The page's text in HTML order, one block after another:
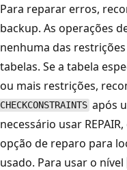
Para reparar erros,
backup. As operações
nenhuma das
tabelas. Se a tabela
ou mais restrições,
CHECKCONSTRAINTS após
necessário usar
opção de reparo para
usado. Para usar o nível